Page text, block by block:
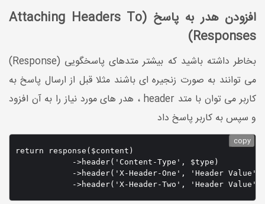
افزودن هدر به پاسخ (Attaching Headers To
Responses)
بخاطر داشته باشید که بیشتر متدهای پاسخگویی (Response)
می توانند به صورت زنجیره ای باشند مثلا قبل از ارسال پاسخ به
کاربر می توان با متد header ، هدر های مورد نیاز را به آن افزود
و سپس به کاربر پاسخ داد
return response($content)
            ->header('Content-Type', $type)
            ->header('X-Header-One', 'Header Value')
->header('X-Header-Two', 'Header
copy